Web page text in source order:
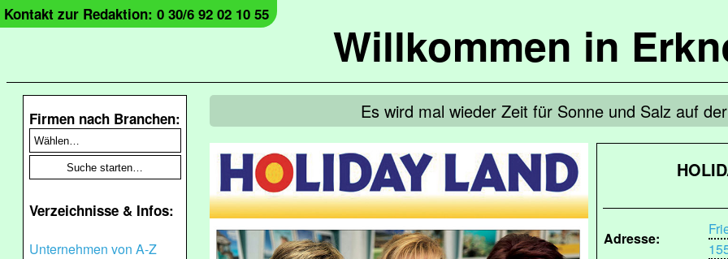
Willkommen in
Kontakt zur Redaktion: 0 30/6 92 02 10 55
Firmen nach Branchen:
Verzeichnisse & Infos:
Unternehmen von A-Z
Es wird mal wieder Zeit für Sonne und Salz auf
Adresse: